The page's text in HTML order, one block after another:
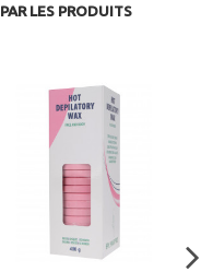
LES PRODUITS